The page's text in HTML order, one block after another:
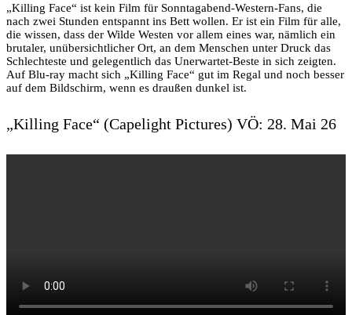
„Killing Face“ ist kein Film für Sonntagabend-Western-Fans, die
nach zwei Stunden entspannt ins Bett wollen. Er ist ein Film für alle,
die wissen, dass der Wilde Westen vor allem eines war, nämlich ein
brutaler, unübersichtlicher Ort, an dem Menschen unter Druck das
Schlechteste und gelegentlich das Unerwartet-Beste in sich zeigten.
Auf Blu-ray macht sich „Killing Face“ gut im Regal und noch besser
auf dem Bildschirm, wenn es draußen dunkel ist.
„Killing Face“ (Capelight Pictures) VÖ: 28. Mai 26